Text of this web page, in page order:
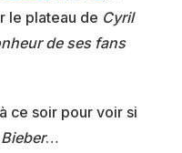
le plateau de Cyril
de ses fans
ce soir pour voir si
…